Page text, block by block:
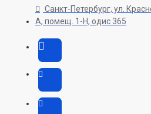
Санкт-Петербург, ул.
А, помещ. 1-H, одис 365